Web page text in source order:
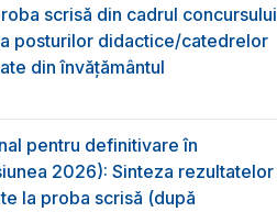
scrisă din cadrul concursului
posturilor didactice/catedrelor
din învăţământul
pentru definitivare în
2026): Sinteza rezultatelor
la proba scrisă (după